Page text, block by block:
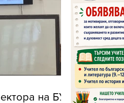
на БУ